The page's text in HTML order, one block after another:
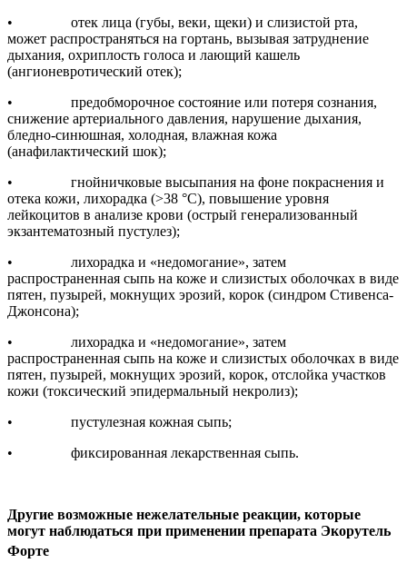
• отек лица (губы, веки, щеки) и слизистой рта,
может распространяться на гортань, вызывая затруднение
дыхания, охриплость голоса и лающий кашель
(ангионевротический отек);
• предобморочное состояние или потеря сознания,
снижение артериального давления, нарушение дыхания,
бледно-синюшная, холодная, влажная кожа
(анафилактический шок);
• гнойничковые высыпания на фоне покраснения и
отека кожи, лихорадка (>38 °С), повышение уровня
лейкоцитов в анализе крови (острый генерализованный
экзантематозный пустулез);
• лихорадка и «недомогание», затем
распространенная сыпь на коже и слизистых оболочках в виде
пятен, пузырей, мокнущих эрозий, корок (синдром Стивенса-
Джонсона);
• лихорадка и «недомогание», затем
распространенная сыпь на коже и слизистых оболочках в виде
пятен, пузырей, мокнущих эрозий, корок, отслойка участков
кожи (токсический эпидермальный некролиз);
• пустулезная кожная сыпь;
• фиксированная лекарственная сыпь.
Другие возможные нежелательные реакции, которые
могут наблюдаться при применении препарата Экорутель
Форте